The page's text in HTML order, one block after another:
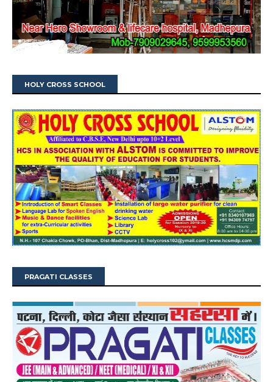
HOLY CROSS SCHOOL
PRAGATI CLASSES